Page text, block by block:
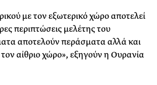
με τον εξωτερικό χώρο αποτελεί
περιπτώσεις μελέτης του
αποτελούν περάσματα αλλά και
αίθριο χώρο», εξηγούν η Ουρανία